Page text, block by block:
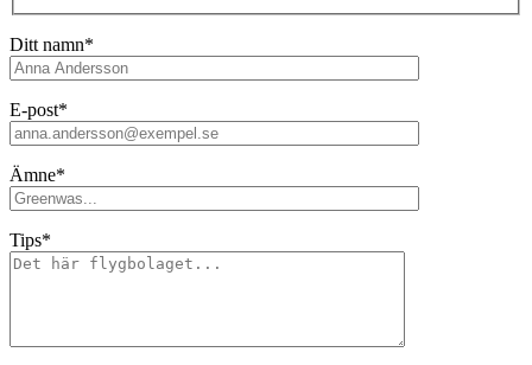
Ditt namn*
E-post*
Ämne*
Tips*